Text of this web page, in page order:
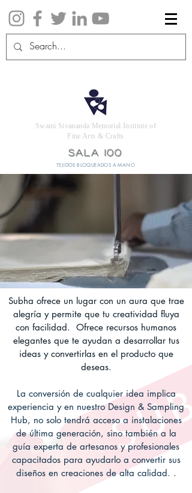
Swami Sivananda Memorial Institute of
Fine Arts & Crafts
SALA 100
TEJIDOS BLOQUEADOS A MANO
Subha ofrece un lugar con un aura que trae
alegría y permite que tu creatividad fluya
con facilidad.
Ofrece recursos humanos
elegantes que te ayudan a desarrollar tus
ideas y convertirlas en el producto que
deseas.
La conversión de cualquier idea implica
experiencia y en nuestro Design & Sampling
Hub, no solo tendrá acceso a instalaciones
de última generación, sino también a la
guía experta de artesanos y profesionales
capacitados para ayudarlo a convertir sus
diseños en creaciones de alta calidad. .